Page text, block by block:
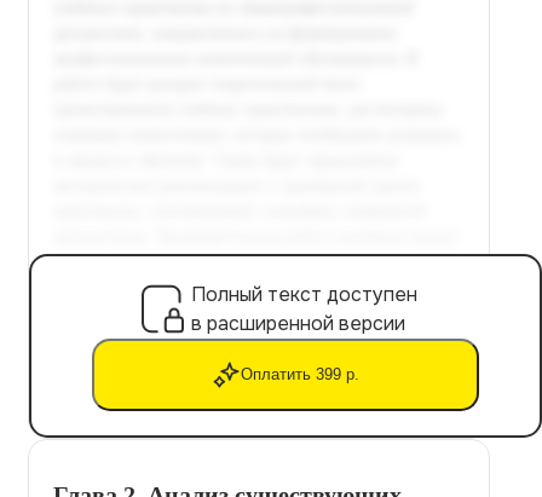
Полный текст доступен
в расширенной версии
Оплатить 399 р.